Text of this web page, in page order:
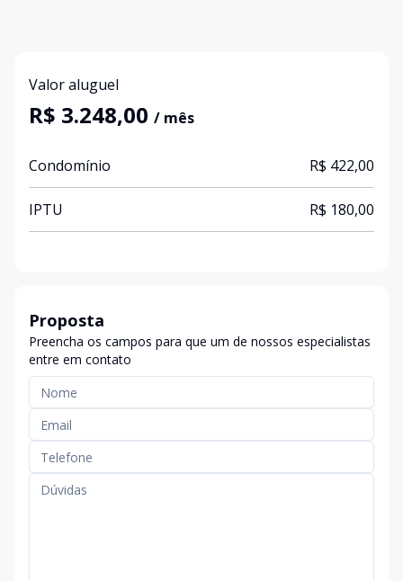
Valor aluguel
R$ 3.248,00 / mês
Condomínio R$ 422,00
IPTU R$ 180,00
Proposta
Preencha os campos para que um de nossos especialistas
entre em contato